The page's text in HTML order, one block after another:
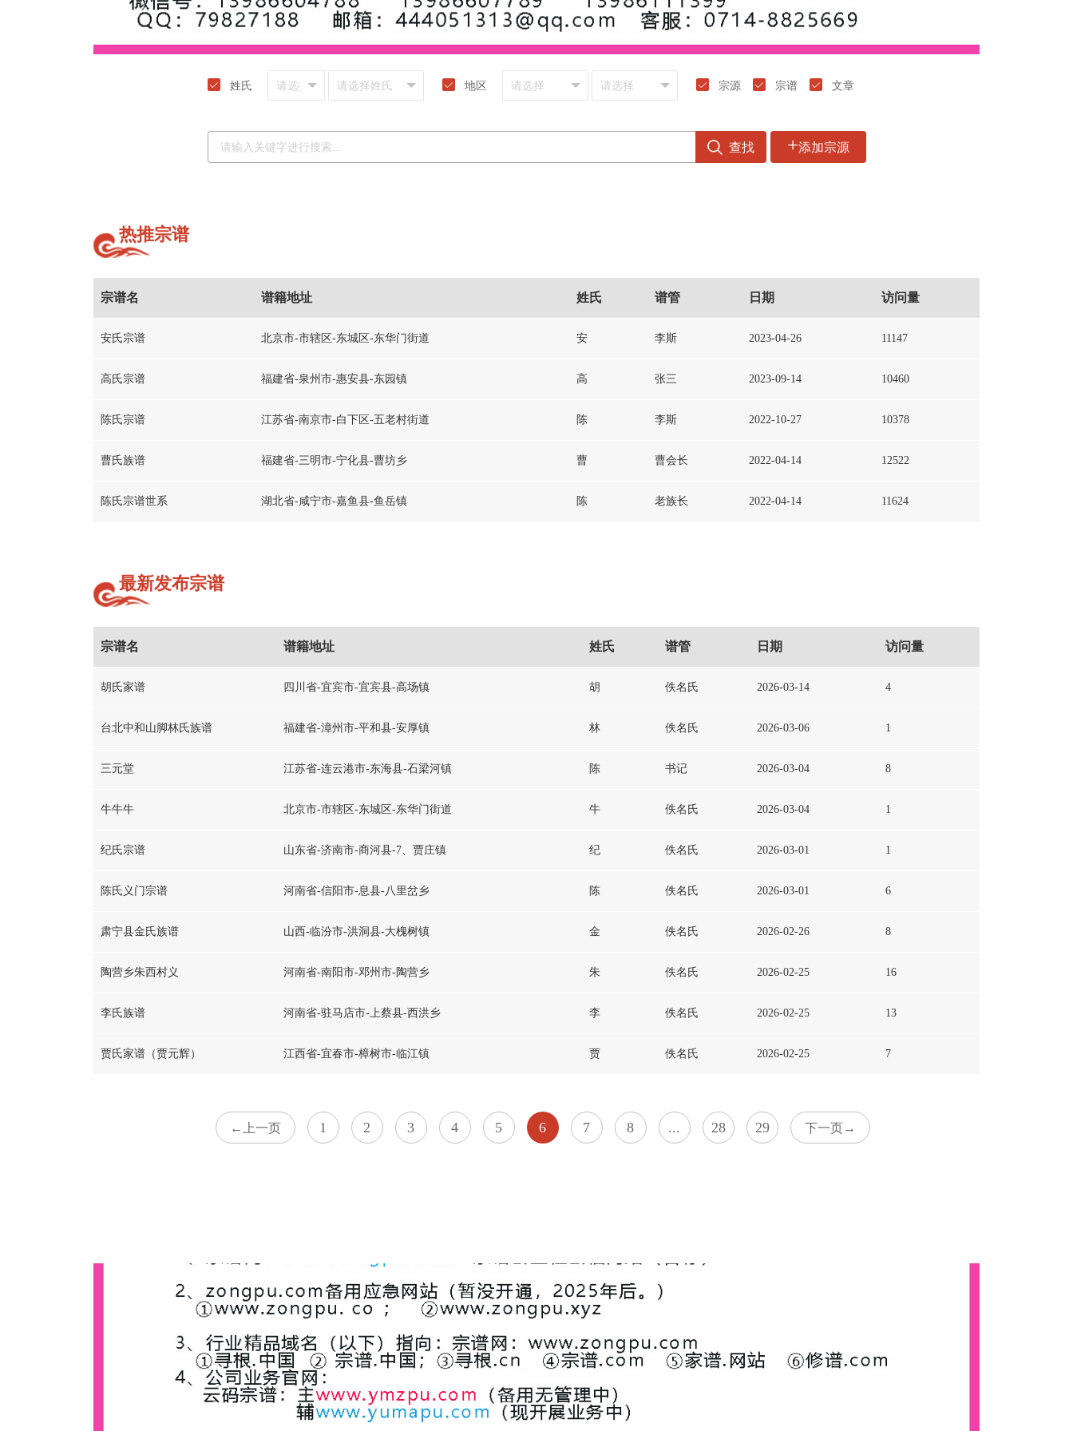
姓氏 地区 宗源 宗谱 文章
查找 +添加宗源
热推宗谱
宗谱名 谱籍地址 姓氏 谱管 日期 访问量
安氏宗谱 北京市-市辖区-东城区-东华门街道 安 李斯 2023-04-26 11147
高氏宗谱 福建省-泉州市-惠安县-东园镇 高 张三 2023-09-14 10460
陈氏宗谱 江苏省-南京市-白下区-五老村街道 陈 李斯 2022-10-27 10378
曹氏族谱 福建省-三明市-宁化县-曹坊乡 曹 曹会长 2022-04-14 12522
陈氏宗谱世系 湖北省-咸宁市-嘉鱼县-鱼岳镇 陈 老族长 2022-04-14 11624
最新发布宗谱
宗谱名 谱籍地址 姓氏 谱管 日期 访问量
胡氏家谱 四川省-宜宾市-宜宾县-高场镇 胡 佚名氏 2026-03-14 4
台北中和山脚林氏族谱 福建省-漳州市-平和县-安厚镇 林 佚名氏 2026-03-06 1
三元堂 江苏省-连云港市-东海县-石梁河镇 陈 书记 2026-03-04 8
牛牛牛 北京市-市辖区-东城区-东华门街道 牛 佚名氏 2026-03-04 1
纪氏宗谱 山东省-济南市-商河县-7、贾庄镇 纪 佚名氏 2026-03-01 1
陈氏义门宗谱 河南省-信阳市-息县-八里岔乡 陈 佚名氏 2026-03-01 6
肃宁县金氏族谱 山西-临汾市-洪洞县-大槐树镇 金 佚名氏 2026-02-26 8
陶营乡朱西村义 河南省-南阳市-邓州市-陶营乡 朱 佚名氏 2026-02-25 16
李氏族谱 河南省-驻马店市-上蔡县-西洪乡 李 佚名氏 2026-02-25 13
贾氏家谱（贾元辉） 江西省-宜春市-樟树市-临江镇 贾 佚名氏 2026-02-25 7
←上一页 1 2 3 4 5 6 7 8 ... 28 29 下一页→